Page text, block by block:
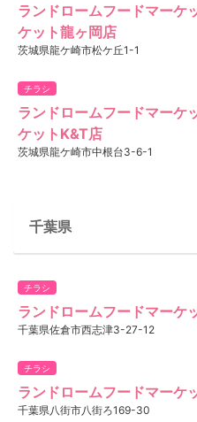
ランドロームフードマーケ
ケット龍ヶ岡店
茨城県龍ケ崎市松ケ丘1-1
チラシ
ランドロームフードマーケ
ケットK&T店
茨城県龍ケ崎市中根台3-6-1
千葉県
チラシ
ランドロームフードマーケ
千葉県佐倉市西志津3-27-12
チラシ
ランドロームフードマーケ
千葉県八街市八街ろ169-30